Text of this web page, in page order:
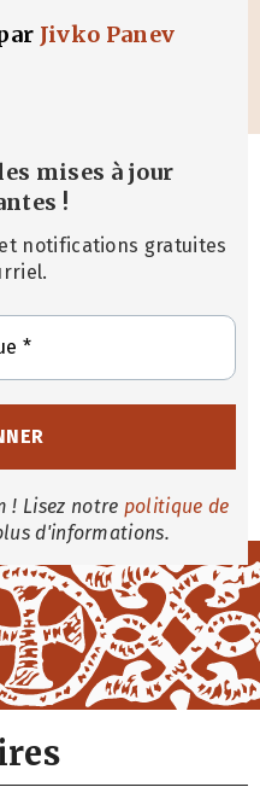
Jivko Panev
mises à jour
!
notifications gratuites
! Lisez notre politique de
d'informations.